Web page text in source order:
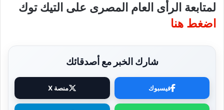
لمتابعة الرأى العام المصرى على التيك توك
اضغط هنا
شارك الخبر مع أصدقائك
فيسبوك منصة X